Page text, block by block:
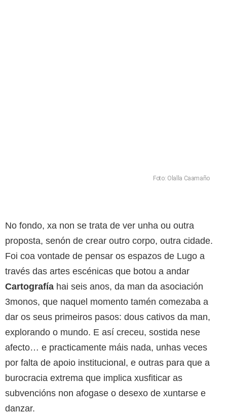
Foto: Olalla Caamaño
No fondo, xa non se trata de ver unha ou outra
proposta, senón de crear outro corpo, outra cidade.
Foi coa vontade de pensar os espazos de Lugo a
través das artes escénicas que botou a andar
Cartografía hai seis anos, da man da asociación
3monos, que naquel momento tamén comezaba a
dar os seus primeiros pasos: dous cativos da man,
explorando o mundo. E así creceu, sostida nese
afecto… e practicamente máis nada, unhas veces
por falta de apoio institucional, e outras para que a
burocracia extrema que implica xusfiticar as
subvencións non afogase o desexo de xuntarse e
danzar.